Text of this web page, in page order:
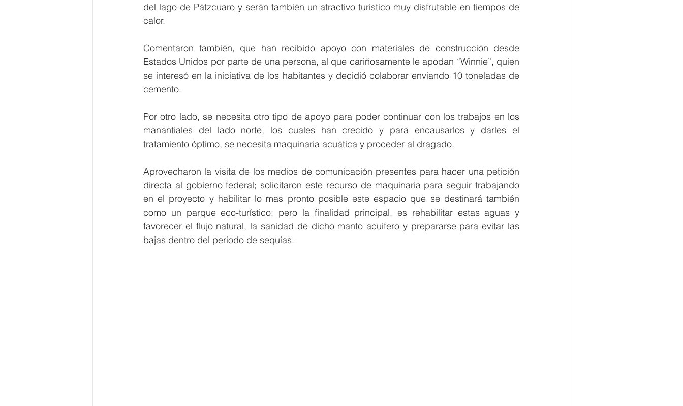
del lago de Pátzcuaro y serán también un atractivo turístico muy disfrutable en tiempos de
calor.
Comentaron también, que han recibido apoyo con materiales de construcción desde
Estados Unidos por parte de una persona, al que cariñosamente le apodan “Winnie”, quien
se interesó en la iniciativa de los habitantes y decidió colaborar enviando 10 toneladas de
cemento.
Por otro lado, se necesita otro tipo de apoyo para poder continuar con los trabajos en los
manantiales del lado norte, los cuales han crecido y para encausarlos y darles el
tratamiento óptimo, se necesita maquinaria acuática y proceder al dragado.
Aprovecharon la visita de los medios de comunicación presentes para hacer una petición
directa al gobierno federal; solicitaron este recurso de maquinaria para seguir trabajando
en el proyecto y habilitar lo mas pronto posible este espacio que se destinará también
como un parque eco-turístico; pero la finalidad principal, es rehabilitar estas aguas y
favorecer el flujo natural, la sanidad de dicho manto acuífero y prepararse para evitar las
bajas dentro del periodo de sequías.